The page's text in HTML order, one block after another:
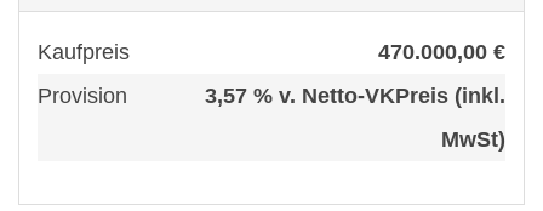
Kaufpreis
470.000,00 €
Provision
3,57 % v. Netto-VKPreis (inkl.
MwSt)